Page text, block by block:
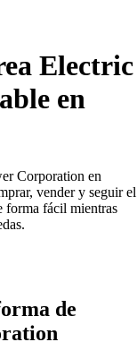
Electric
en
Corporation en
vender y seguir el
forma fácil mientras
de